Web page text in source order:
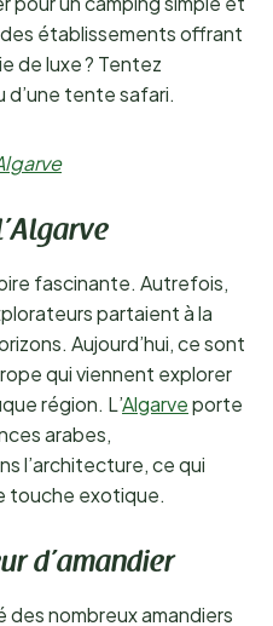
des établissements offrant
de luxe ? Tentez
d’une tente safari.
fascinante. Autrefois,
partaient à la
Aujourd’hui, ce sont
qui viennent explorer
région. L’Algarveporte
arabes,
l’architecture, ce qui
touche exotique.
d’amandier
des nombreux amandiers